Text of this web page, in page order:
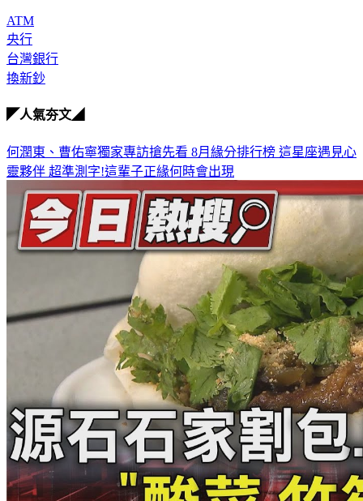
ATM
央行
台灣銀行
換新鈔
◤人氣夯文◢
何潤東、曹佑寧獨家專訪搶先看 8月緣分排行榜 這星座遇見心
靈夥伴 超準測字!這輩子正緣何時會出現